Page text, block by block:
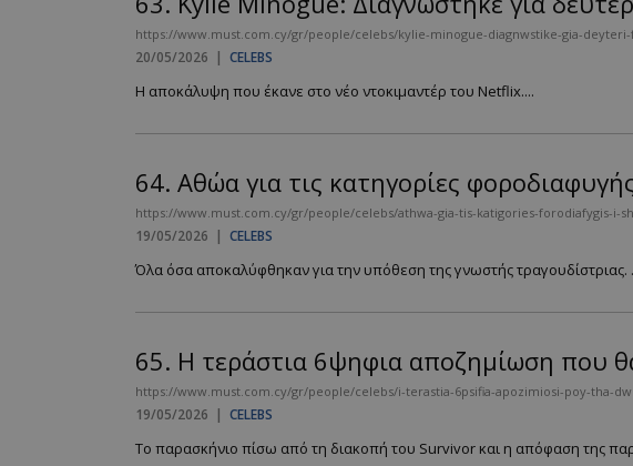
https://www.must.com.cy/gr/people/celebs/kylie-minogue-diagnwstike-gia-
20/05/2026 | CELEBS
Η αποκάλυψη που έκανε στο νέο ντοκιμαντέρ του Netflix....
64. Αθώα για τις κατηγορίες
https://www.must.com.cy/gr/people/celebs/athwa-gia-tis-katigories-forodiafygis-i-
19/05/2026 | CELEBS
Όλα όσα αποκαλύφθηκαν για την υπόθεση της γνωστής τραγουδίστριας.
65. Η τεράστια 6ψηφια αποζημίωση που
https://www.must.com.cy/gr/people/celebs/i-terastia-6psifia-apozimiosi-poy-tha-
19/05/2026 | CELEBS
Το παρασκήνιο πίσω από τη διακοπή του Survivor και η απόφαση της